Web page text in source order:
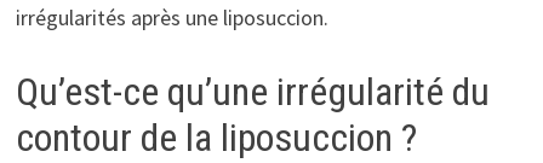
irrégularités après une liposuccion.
Qu’est-ce qu’une irrégularité du
contour de la liposuccion ?